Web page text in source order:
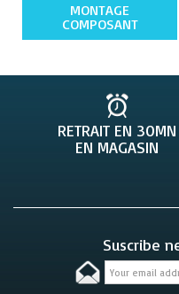
MONTAGE
COMPOSANT
RETRAIT EN 30MN
EN MAGASIN
Suscribe